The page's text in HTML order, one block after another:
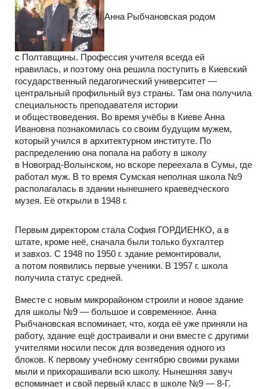
Анна Рыбчановская родом
с Полтавщины. Профессия учителя всегда ей
нравилась, и поэтому она решила поступить в Киевский
государственный педагогический университет —
центральный профильный вуз страны. Там она получила
специальность преподавателя истории
и обществоведения. Во время учёбы в Киеве Анна
Ивановна познакомилась со своим будущим мужем,
который учился в архитектурном институте. По
распределению она попала на работу в школу
в Новоград-Волынском, но вскоре переехала в Сумы, где
работал муж. В то время Сумская неполная школа №9
располагалась в здании нынешнего краеведческого
музея. Её открыли в 1948 г.
Первым директором стала София ГОРДИЕНКО, а в
штате, кроме неё, сначала были только бухгалтер
и завхоз. С 1948 по 1950 г. здание ремонтировали,
а потом появились первые ученики. В 1957 г. школа
получила статус средней.
Вместе с новым микрорайоном строили и новое здание
для школы №9 — большое и современное. Анна
Рыбчановская вспоминает, что, когда её уже приняли на
работу, здание ещё достраивали и они вместе с другими
учителями носили песок для возведения одного из
блоков. К первому учебному сентябрю своими руками
мыли и прихорашивали всю школу. Нынешняя завуч
вспоминает и свой первый класс в школе №9 — 8-Г.